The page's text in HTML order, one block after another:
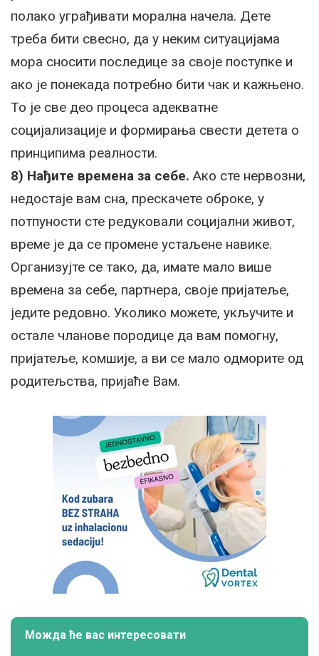
полако уграђивати морална начела. Дете
треба бити свесно, да у неким ситуацијама
мора сносити последице за своје поступке и
ако је понекада потребно бити чак и кажњено.
То је све део процеса адекватне
социјализације и формирања свести детета о
принципима реалности.
8) Нађите времена за себе. Ако сте нервозни,
недостаје вам сна, прескачете оброке, у
потпуности сте редуковали социјални живот,
време је да се промене устаљене навике.
Организујте се тако, да, имате мало више
времена за себе, партнера, своје пријатеље,
једите редовно. Уколико можете, укључите и
остале чланове породице да вам помогну,
пријатеље, комшије, а ви се мало одморите од
родитељства, пријаће Вам.
Можда ће вас интересовати